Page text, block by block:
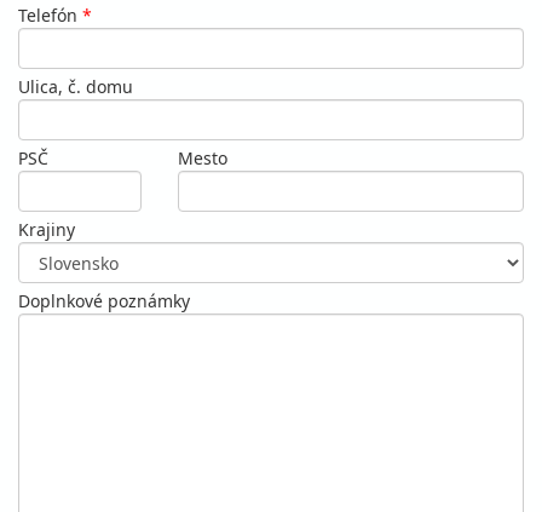
Telefón *
Ulica, č. domu
PSČ Mesto
Krajiny
Doplnkové poznámky